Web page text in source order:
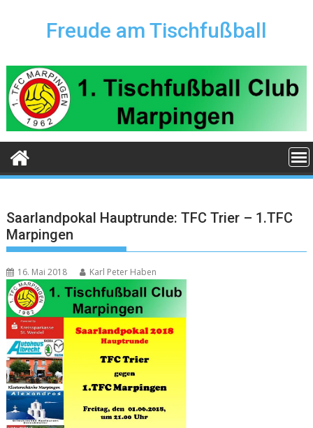
Freude am Tischfußball
Saarlandpokal Hauptrunde: TFC Trier – 1.TFC
Marpingen
16. Mai 2018 Karl Peter Haben